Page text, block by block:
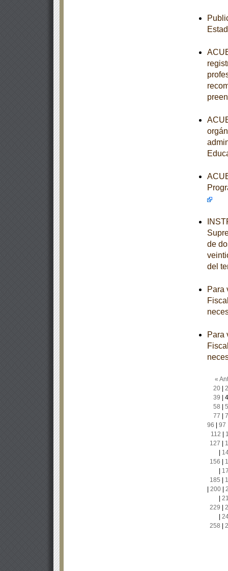
de
del
Para
Para
«
20|
39
58
77
96
97
112
127
156
185
200|
229
258